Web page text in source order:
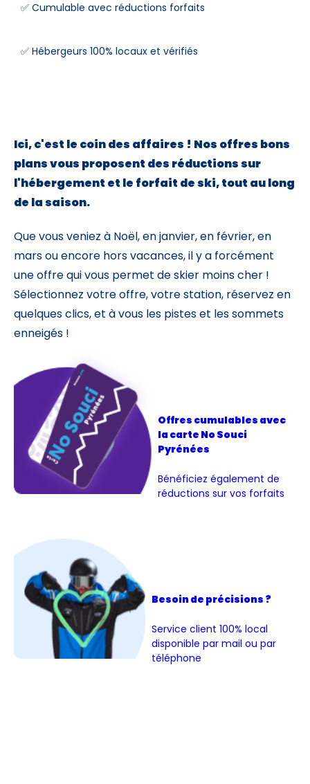
-
Etudiants - +
Avec assurance ?
✅ Cumulable avec réductions forfaits
✅ Hébergeurs 100% locaux et vérifiés
Ici, c'est le coin des affaires ! Nos offres bons
plans vous proposent des réductions sur
l'hébergement et le forfait de ski, tout au long
de la saison.
Que vous veniez à Noël, en janvier, en février, en
mars ou encore hors vacances, il y a forcément
une offre qui vous permet de skier moins cher !
Sélectionnez votre offre, votre station, réservez en
quelques clics, et à vous les pistes et les sommets
enneigés !
Offres cumulables avec
la carte No Souci
Pyrénées
Bénéficiez également de
réductions sur vos forfaits
Besoin de précisions ?
Service client 100% local
disponible par mail ou par
téléphone